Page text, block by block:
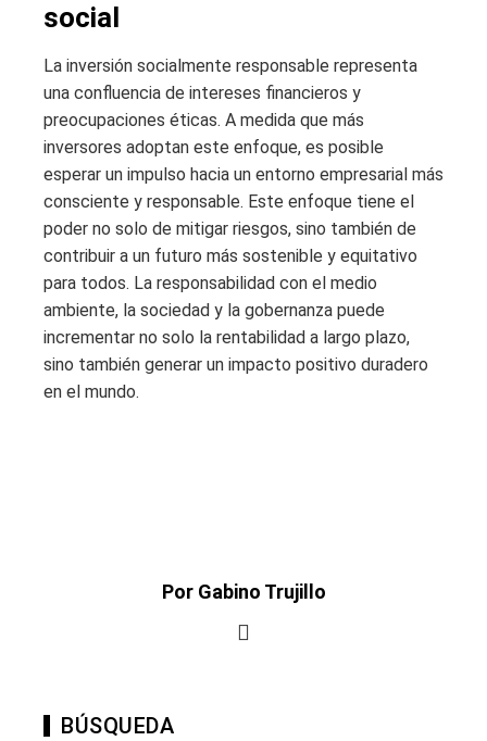
social
La inversión socialmente responsable representa
una confluencia de intereses financieros y
preocupaciones éticas. A medida que más
inversores adoptan este enfoque, es posible
esperar un impulso hacia un entorno empresarial más
consciente y responsable. Este enfoque tiene el
poder no solo de mitigar riesgos, sino también de
contribuir a un futuro más sostenible y equitativo
para todos. La responsabilidad con el medio
ambiente, la sociedad y la gobernanza puede
incrementar no solo la rentabilidad a largo plazo,
sino también generar un impacto positivo duradero
en el mundo.
Por Gabino Trujillo
BÚSQUEDA